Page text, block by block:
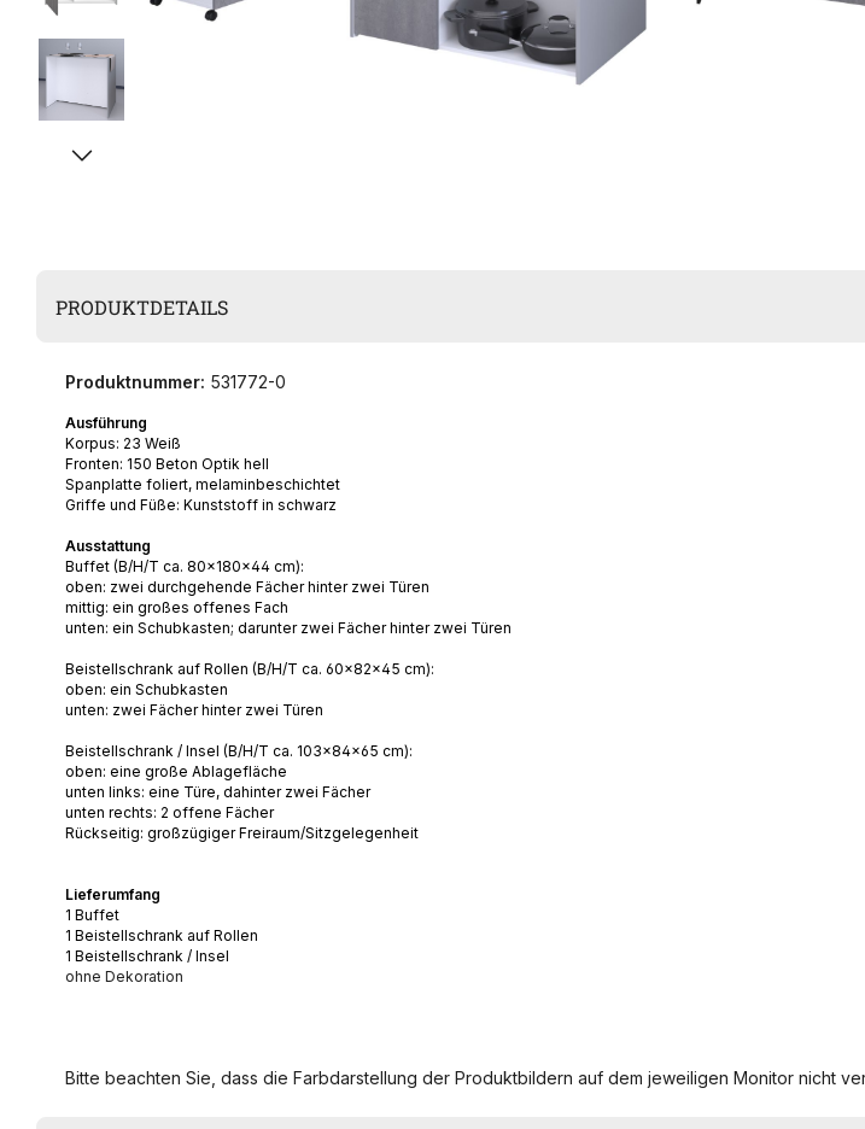
PRODUKTDETAILS
Produktnummer: 531772-0
Ausführung
Korpus: 23 Weiß
Fronten: 150 Beton Optik hell
Spanplatte foliert, melaminbeschichtet
Griffe und Füße: Kunststoff in schwarz
Ausstattung
Buffet (B/H/T ca. 80x180x44 cm):
oben: zwei durchgehende Fächer hinter zwei Türen
mittig: ein großes offenes Fach
unten: ein Schubkasten; darunter zwei Fächer hinter zwei Türen
Beistellschrank auf Rollen (B/H/T ca. 60x82x45 cm):
oben: ein Schubkasten
unten: zwei Fächer hinter zwei Türen
Beistellschrank / Insel (B/H/T ca. 103x84x65 cm):
oben: eine große Ablagefläche
unten links: eine Türe, dahinter zwei Fächer
unten rechts: 2 offene Fächer
Rückseitig: großzügiger Freiraum/Sitzgelegenheit
Lieferumfang
1 Buffet
1 Beistellschrank auf Rollen
1 Beistellschrank / Insel
ohne Dekoration
Bitte beachten Sie, dass die Farbdarstellung der Produktbildern auf dem jeweiligen Monitor nicht